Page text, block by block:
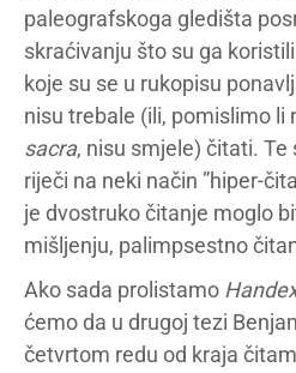
paleografskoga gledišta
skraćivanju što su ga
koje su se u rukopisu
nisu trebale (ili, pomislimo li
sacra, nisu smjele) čitati.
riječi na neki način ”hiper-
je dvostruko čitanje moglo
mišljenju, palimpsestno
Ako sada prolistamo
ćemo da u drugoj tezi
četvrtom redu od kraja